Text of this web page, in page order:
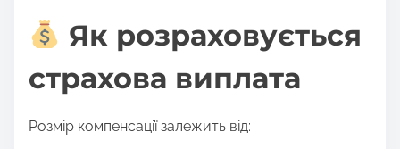
Як розраховується
страхова виплата
Розмір компенсації залежить від: